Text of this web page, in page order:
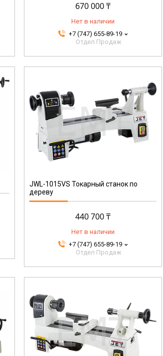
670 000 ₸
Нет в наличии
+7 (747) 655-89-19
Отдел Продаж
JWL-1015VS Токарный станок по
дереву
440 700 ₸
Нет в наличии
+7 (747) 655-89-19
Отдел Продаж